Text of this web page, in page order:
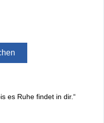
es Ruhe findet in dir.“